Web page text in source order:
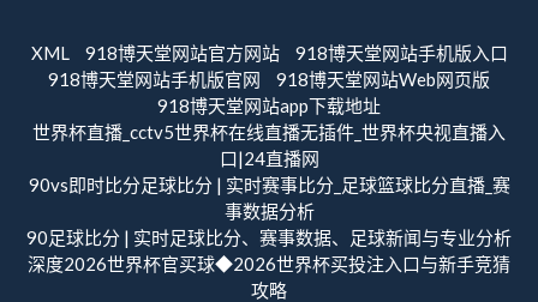
XML 918博天堂网站官方网站
918博天堂网站手机版入口
918博天堂网站手机版官网
918博天堂网站Web网页版
918博天堂网站app下载地址
世界杯直播_cctv5世界杯在线直播无插件_世界杯央视直播入
口|24直播网
90vs即时比分足球比分 | 实时赛事比分_足球篮球比分直播_赛
事数据分析
90足球比分 | 实时足球比分、赛事数据、足球新闻与专业分析
深度2026世界杯官买球◆2026世界杯买投注入口与新手竞猜
攻略